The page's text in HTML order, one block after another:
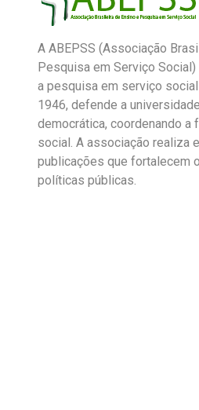
A ABEPSS (Associação
Pesquisa em Serviço
a pesquisa em serviço
1946, defende a
democrática, coordenando a
social. A associação realiza
publicações que fortalecem
políticas públicas.